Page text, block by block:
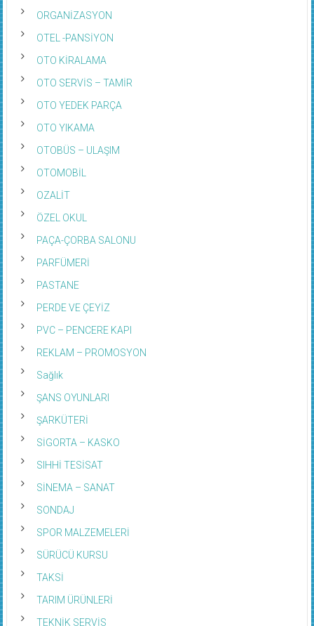
ORGANİZASYON
OTEL -PANSİYON
OTO KİRALAMA
OTO SERVİS – TAMİR
OTO YEDEK PARÇA
OTO YIKAMA
OTOBÜS – ULAŞIM
OTOMOBİL
OZALİT
ÖZEL OKUL
PAÇA-ÇORBA SALONU
PARFÜMERİ
PASTANE
PERDE VE ÇEYİZ
PVC – PENCERE KAPI
REKLAM – PROMOSYON
Sağlık
ŞANS OYUNLARI
ŞARKÜTERİ
SİGORTA – KASKO
SIHHİ TESİSAT
SİNEMA – SANAT
SONDAJ
SPOR MALZEMELERİ
SÜRÜCÜ KURSU
TAKSİ
TARIM ÜRÜNLERİ
TEKNİK SERVİS